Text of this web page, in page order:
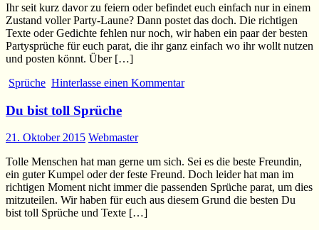
Ihr seit kurz davor zu feiern oder befindet euch einfach nur in einem
Zustand voller Party-Laune? Dann postet das doch. Die richtigen
Texte oder Gedichte fehlen nur noch, wir haben ein paar der besten
Partysprüche für euch parat, die ihr ganz einfach wo ihr wollt nutzen
und posten könnt. Über […]
Sprüche Hinterlasse einen Kommentar
Du bist toll Sprüche
21. Oktober 2015 Webmaster
Tolle Menschen hat man gerne um sich. Sei es die beste Freundin,
ein guter Kumpel oder der feste Freund. Doch leider hat man im
richtigen Moment nicht immer die passenden Sprüche parat, um dies
mitzuteilen. Wir haben für euch aus diesem Grund die besten Du
bist toll Sprüche und Texte […]